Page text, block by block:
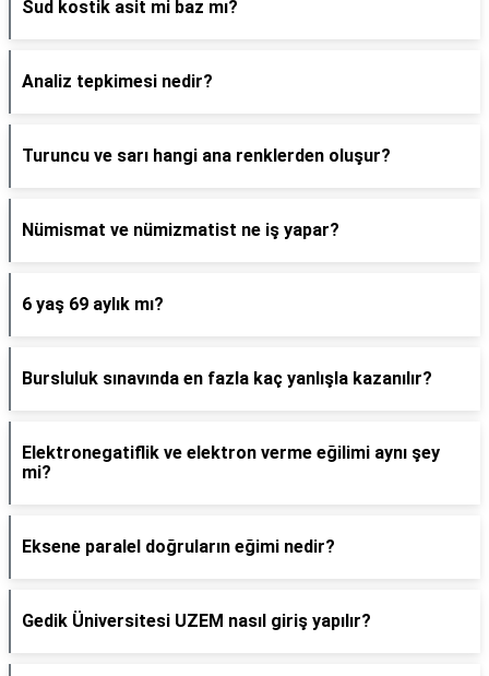
Sud kostik asit mi baz mı?
Analiz tepkimesi nedir?
Turuncu ve sarı hangi ana renklerden oluşur?
Nümismat ve nümizmatist ne iş yapar?
6 yaş 69 aylık mı?
Bursluluk sınavında en fazla kaç yanlışla kazanılır?
Elektronegatiflik ve elektron verme eğilimi aynı şey
mi?
Eksene paralel doğruların eğimi nedir?
Gedik Üniversitesi UZEM nasıl giriş yapılır?